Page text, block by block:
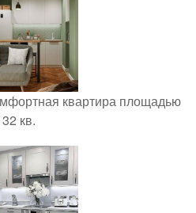
квартира площадью
32 кв.